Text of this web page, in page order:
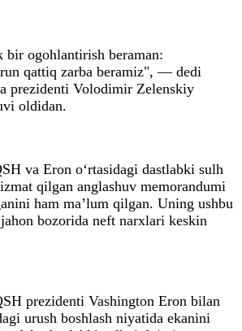
bir ogohlantirish beraman:
qattiq zarba beramiz", — dedi
prezidenti Volodimir Zelenskiy
oldidan.
va Eron o‘rtasidagi dastlabki sulh
qilgan anglashuv memorandumi
ham ma’lum qilgan. Uning ushbu
bozorida neft narxlari keskin
prezidenti Vashington Eron bilan
urush boshlash niyatida ekanini